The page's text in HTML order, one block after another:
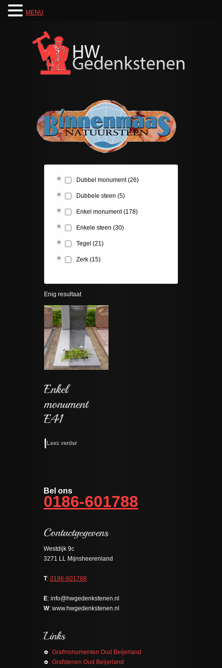
Dubbel monument (26)
Dubbele steen (5)
Enkel monument (178)
Enkele steen (30)
Tegel (21)
Zerk (15)
Enig resultaat
Lees verder
Bel ons
0186-601788
Westdijk 9c
3271 LL Mijnsheerenland
T: 0186-601788
E: info@hwgedenkstenen.nl
W: www.hwgedenkstenen.nl
Grafmonumenten Oud Beijerland
Grafstenen Oud Beijerland
MENU